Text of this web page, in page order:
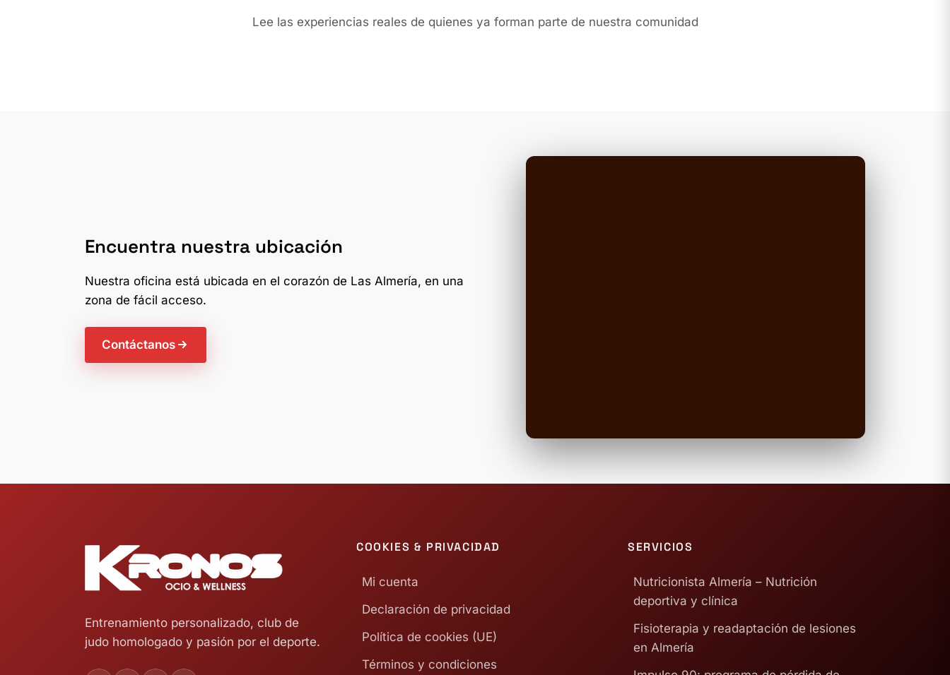
Lee las experiencias reales de quienes ya forman parte de nuestra comunidad
Encuentra nuestra ubicación
Nuestra oficina está ubicada en el corazón de Las Almería, en una
zona de fácil acceso.
Contáctanos
Entrenamiento personalizado, club de
judo homologado y pasión por el deporte.
COOKIES & PRIVACIDAD
Mi cuenta
Declaración de privacidad
Política de cookies (UE)
Términos y condiciones
SERVICIOS
Nutricionista Almería – Nutrición
deportiva y clínica
Fisioterapia y readaptación de lesiones
en Almería